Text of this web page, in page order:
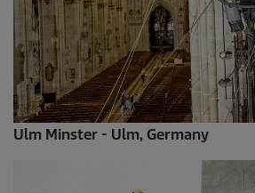
Ulm Minster - Ulm, Germany